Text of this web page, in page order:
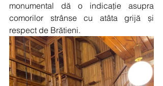
monumental dă o indicație asupra
comorilor strânse cu atâta grijă și
respect de Brătieni.